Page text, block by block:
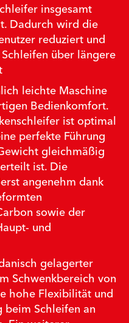
insgesamt
Dadurch wird die
reduziert und
über längere
leichte Maschine
Bedienkomfort.
ist optimal
perfekte Führung
gleichmäßig
ist. Die
angenehm dank
sowie der
und
gelagerter
Schwenkbereich von
hohe Flexibilität und
Schleifen an